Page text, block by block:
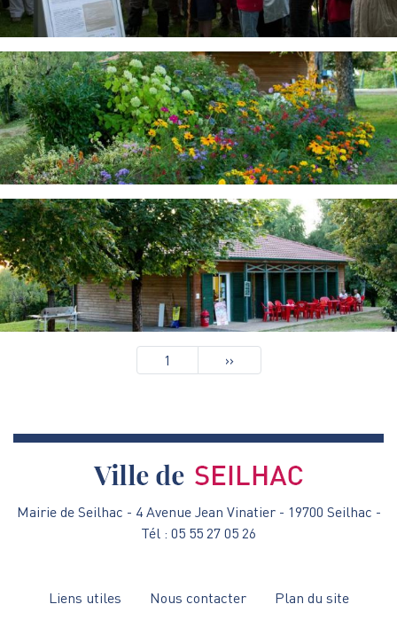
Image
Image
1
Page
suivante
››
Mairie de Seilhac - 4 Avenue Jean Vinatier - 19700 Seilhac -
Tél : 05 55 27 05 26
Menu
Liens utiles Nous contacter Plan du site